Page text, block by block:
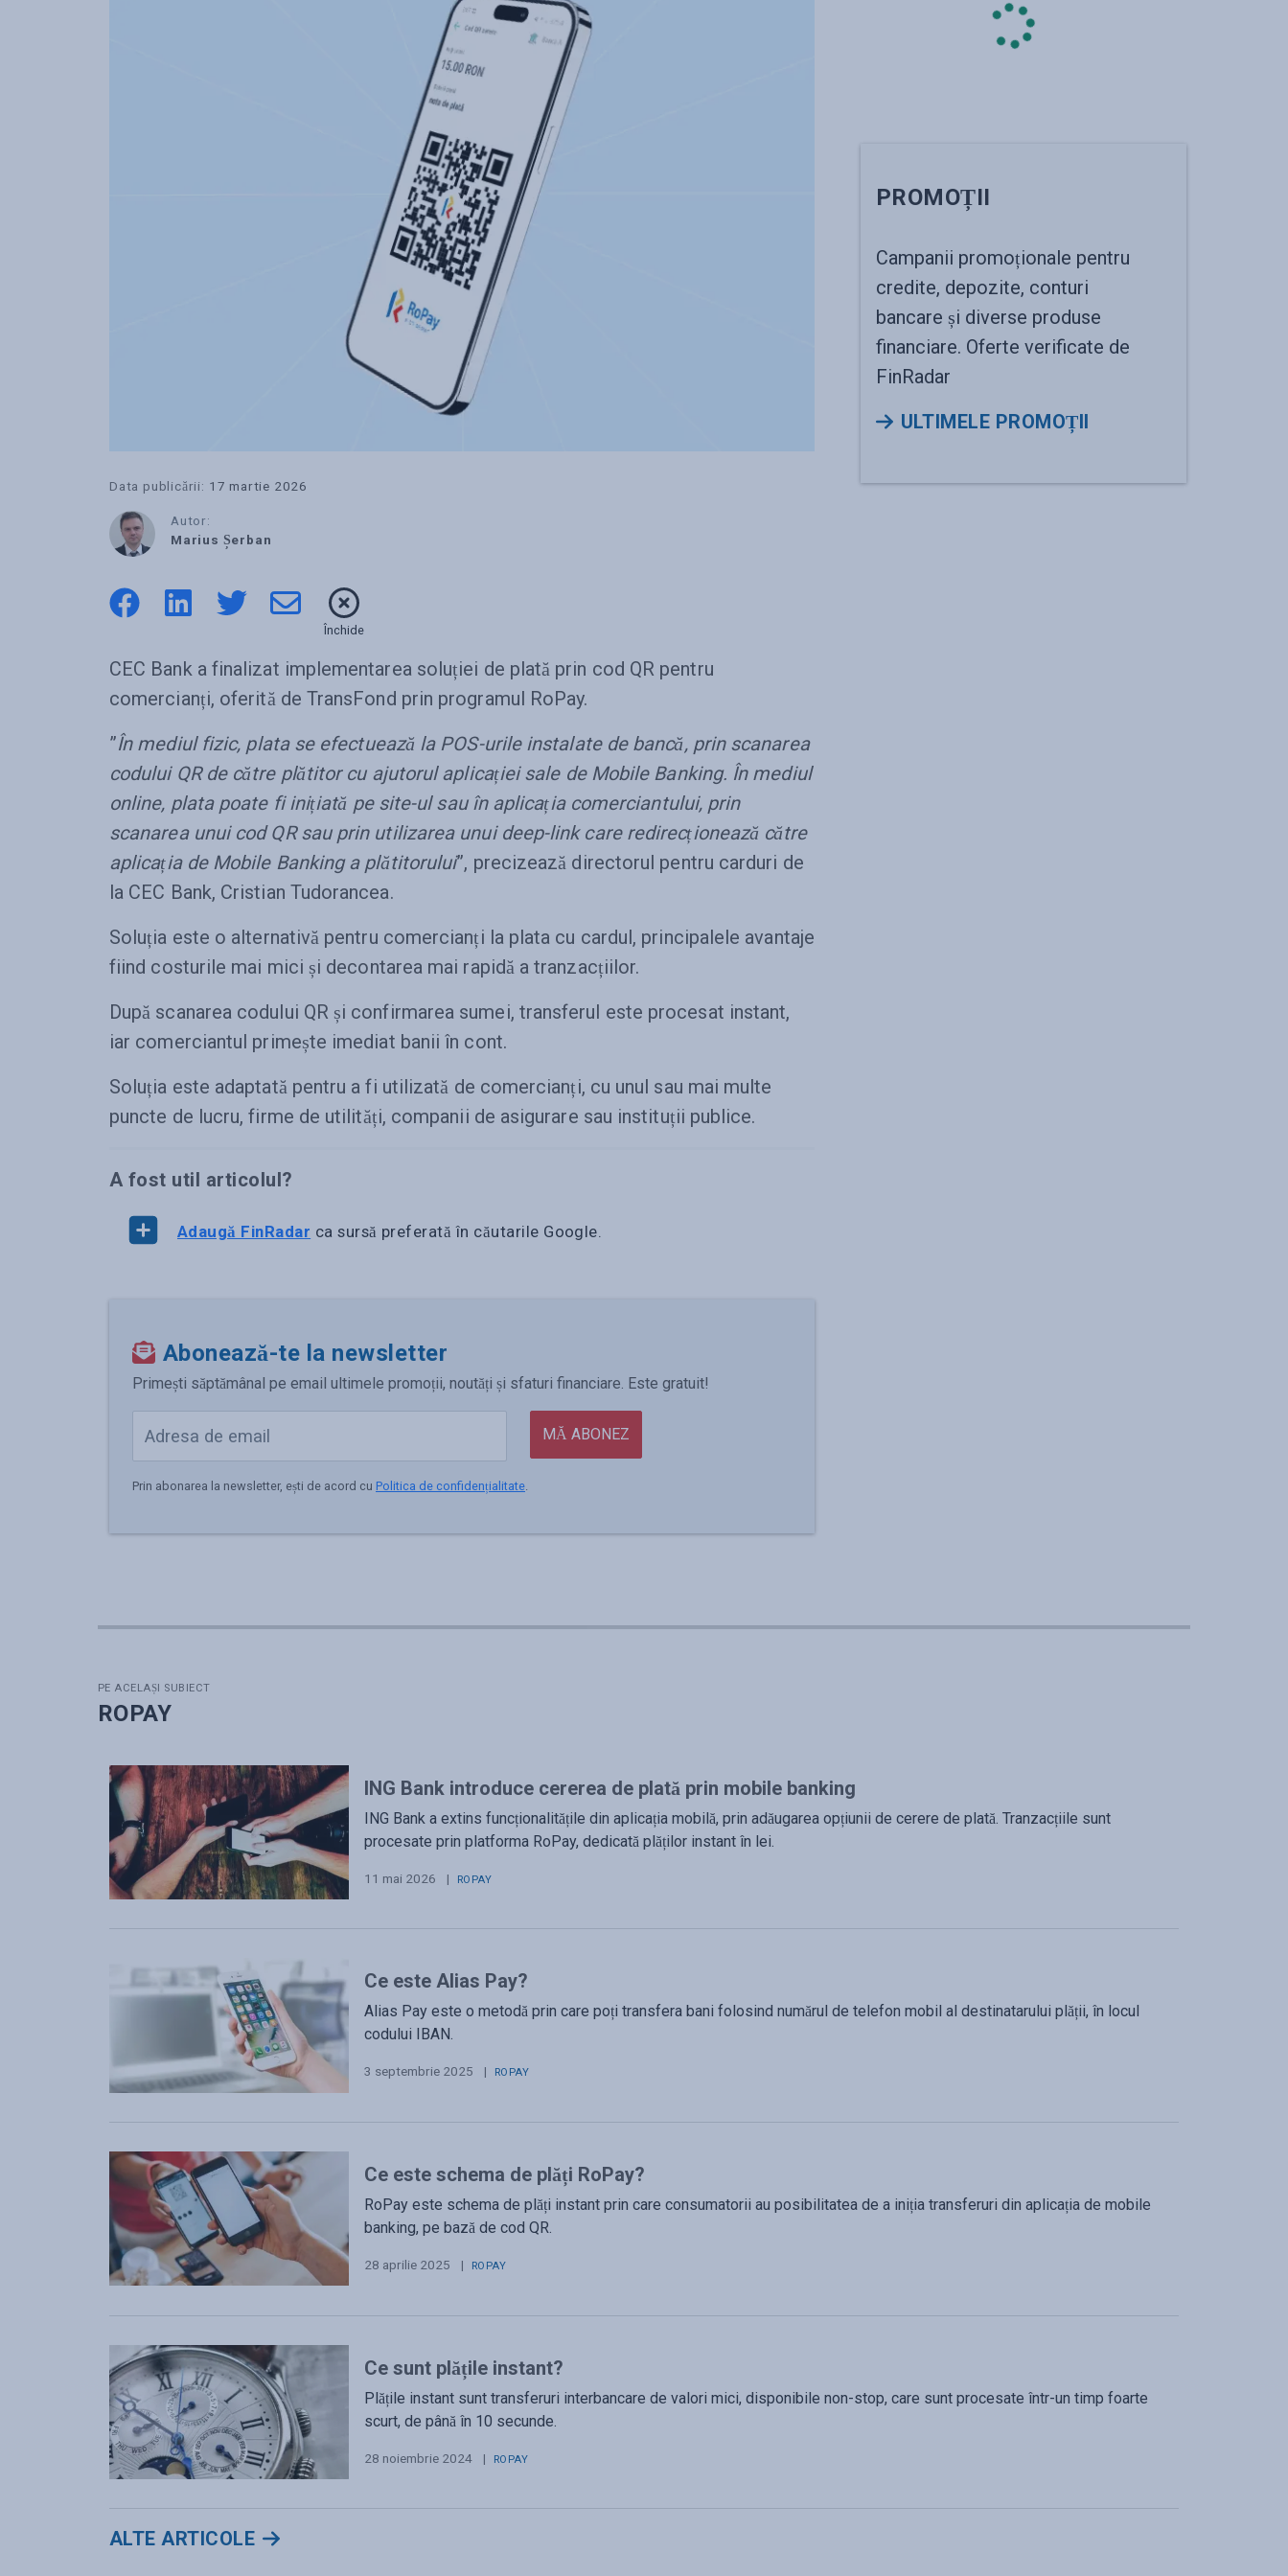
Data publicării: 17 martie 2026
Autor:
Marius Șerban
Închide
CEC Bank a finalizat implementarea soluției de plată prin cod QR pentru
comercianți, oferită de TransFond prin programul RoPay.
”În mediul fizic, plata se efectuează la POS-urile instalate de bancă, prin scanarea
codului QR de către plătitor cu ajutorul aplicației sale de Mobile Banking. În mediul
online, plata poate fi inițiată pe site-ul sau în aplicația comerciantului, prin
scanarea unui cod QR sau prin utilizarea unui deep-link care redirecționează către
aplicația de Mobile Banking a plătitorului”, precizează directorul pentru carduri de
la CEC Bank, Cristian Tudorancea.
Soluția este o alternativă pentru comercianți la plata cu cardul, principalele avantaje
fiind costurile mai mici și decontarea mai rapidă a tranzacțiilor.
După scanarea codului QR și confirmarea sumei, transferul este procesat instant,
iar comerciantul primește imediat banii în cont.
Soluția este adaptată pentru a fi utilizată de comercianți, cu unul sau mai multe
puncte de lucru, firme de utilități, companii de asigurare sau instituții publice.
A fost util articolul?
Adaugă FinRadar ca sursă preferată în căutarile Google.
Abonează-te la newsletter
Primești săptămânal pe email ultimele promoții, noutăți și sfaturi financiare. Este gratuit!
MĂ ABONEZ
Prin abonarea la newsletter, ești de acord cu Politica de confidențialitate.
PROMOȚII
Campanii promoționale pentru
credite, depozite, conturi
bancare și diverse produse
financiare. Oferte verificate de
FinRadar
ULTIMELE PROMOȚII
PE ACELAȘI SUBIECT
ROPAY
ING Bank introduce cererea de plată prin mobile banking
ING Bank a extins funcționalitățile din aplicația mobilă, prin adăugarea opțiunii de cerere de plată. Tranzacțiile sunt
procesate prin platforma RoPay, dedicată plăților instant în lei.
11 mai 2026 | ROPAY
Ce este Alias Pay?
Alias Pay este o metodă prin care poți transfera bani folosind numărul de telefon mobil al destinatarului plății, în locul
codului IBAN.
3 septembrie 2025 | ROPAY
Ce este schema de plăți RoPay?
RoPay este schema de plăți instant prin care consumatorii au posibilitatea de a iniția transferuri din aplicația de mobile
banking, pe bază de cod QR.
28 aprilie 2025 | ROPAY
Ce sunt plățile instant?
Plățile instant sunt transferuri interbancare de valori mici, disponibile non-stop, care sunt procesate într-un timp foarte
scurt, de până în 10 secunde.
28 noiembrie 2024 | ROPAY
ALTE ARTICOLE